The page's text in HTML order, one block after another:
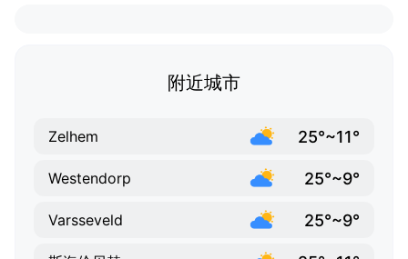
附近城市
Zelhem 25°~11°
Westendorp 25°~9°
Varsseveld 25°~9°